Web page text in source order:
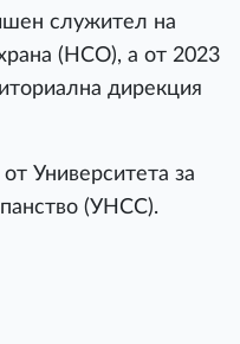
служител на
(НСО), а от 2023
дирекция
Университета за
(УНСС).